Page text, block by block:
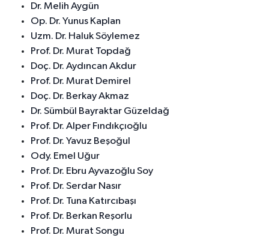
Dr. Melih Aygün
Op. Dr. Yunus Kaplan
Uzm. Dr. Haluk Söylemez
Prof. Dr. Murat Topdağ
Doç. Dr. Aydıncan Akdur
Prof. Dr. Murat Demirel
Doç. Dr. Berkay Akmaz
Dr. Sümbül Bayraktar Güzeldağ
Prof. Dr. Alper Fındıkçıoğlu
Prof. Dr. Yavuz Beşoğul
Ody. Emel Uğur
Prof. Dr. Ebru Ayvazoğlu Soy
Prof. Dr. Serdar Nasır
Prof. Dr. Tuna Katırcıbaşı
Prof. Dr. Berkan Reşorlu
Prof. Dr. Murat Songu